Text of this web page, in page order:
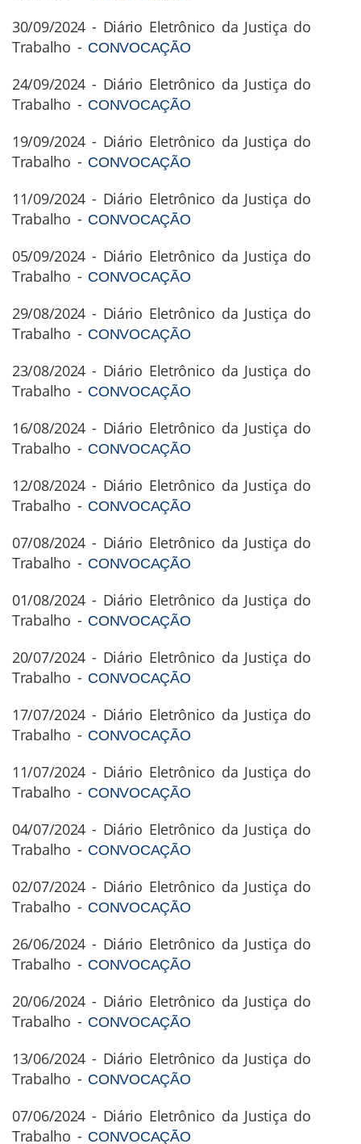
30/09/2024 - Diário Eletrônico da Justiça do
Trabalho - CONVOCAÇÃO
24/09/2024 - Diário Eletrônico da Justiça do
Trabalho - CONVOCAÇÃO
19/09/2024 - Diário Eletrônico da Justiça do
Trabalho - CONVOCAÇÃO
11/09/2024 - Diário Eletrônico da Justiça do
Trabalho - CONVOCAÇÃO
05/09/2024 - Diário Eletrônico da Justiça do
Trabalho - CONVOCAÇÃO
29/08/2024 - Diário Eletrônico da Justiça do
Trabalho - CONVOCAÇÃO
23/08/2024 - Diário Eletrônico da Justiça do
Trabalho - CONVOCAÇÃO
16/08/2024 - Diário Eletrônico da Justiça do
Trabalho - CONVOCAÇÃO
12/08/2024 - Diário Eletrônico da Justiça do
Trabalho - CONVOCAÇÃO
07/08/2024 - Diário Eletrônico da Justiça do
Trabalho - CONVOCAÇÃO
01/08/2024 - Diário Eletrônico da Justiça do
Trabalho - CONVOCAÇÃO
20/07/2024 - Diário Eletrônico da Justiça do
Trabalho - CONVOCAÇÃO
17/07/2024 - Diário Eletrônico da Justiça do
Trabalho - CONVOCAÇÃO
11/07/2024 - Diário Eletrônico da Justiça do
Trabalho - CONVOCAÇÃO
04/07/2024 - Diário Eletrônico da Justiça do
Trabalho - CONVOCAÇÃO
02/07/2024 - Diário Eletrônico da Justiça do
Trabalho - CONVOCAÇÃO
26/06/2024 - Diário Eletrônico da Justiça do
Trabalho - CONVOCAÇÃO
20/06/2024 - Diário Eletrônico da Justiça do
Trabalho - CONVOCAÇÃO
13/06/2024 - Diário Eletrônico da Justiça do
Trabalho - CONVOCAÇÃO
07/06/2024 - Diário Eletrônico da Justiça do
Trabalho - CONVOCAÇÃO